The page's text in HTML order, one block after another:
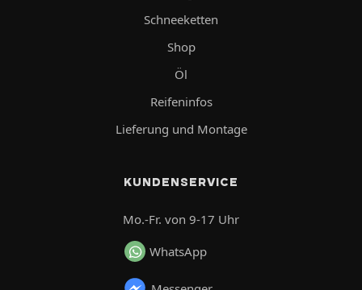
Schneeketten
Shop
Öl
Reifeninfos
Lieferung und Montage
KUNDENSERVICE
Mo.-Fr. von 9-17 Uhr
WhatsApp